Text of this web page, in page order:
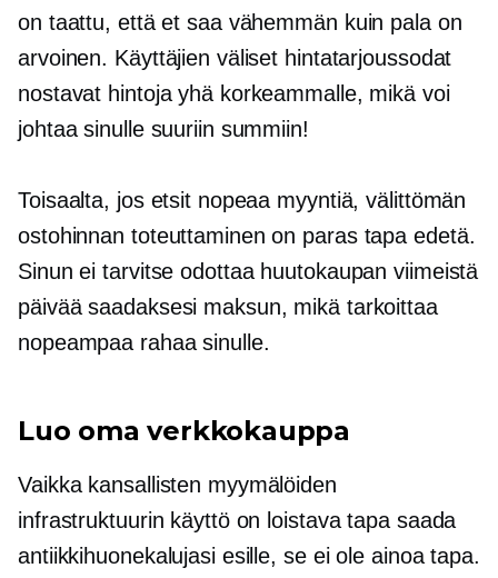
on taattu, että et saa vähemmän kuin pala on
arvoinen. Käyttäjien väliset hintatarjoussodat
nostavat hintoja yhä korkeammalle, mikä voi
johtaa sinulle suuriin summiin!
Toisaalta, jos etsit nopeaa myyntiä, välittömän
ostohinnan toteuttaminen on paras tapa edetä.
Sinun ei tarvitse odottaa huutokaupan viimeistä
päivää saadaksesi maksun, mikä tarkoittaa
nopeampaa rahaa sinulle.
Luo oma verkkokauppa
Vaikka kansallisten myymälöiden
infrastruktuurin käyttö on loistava tapa saada
antiikkihuonekalujasi esille, se ei ole ainoa tapa.